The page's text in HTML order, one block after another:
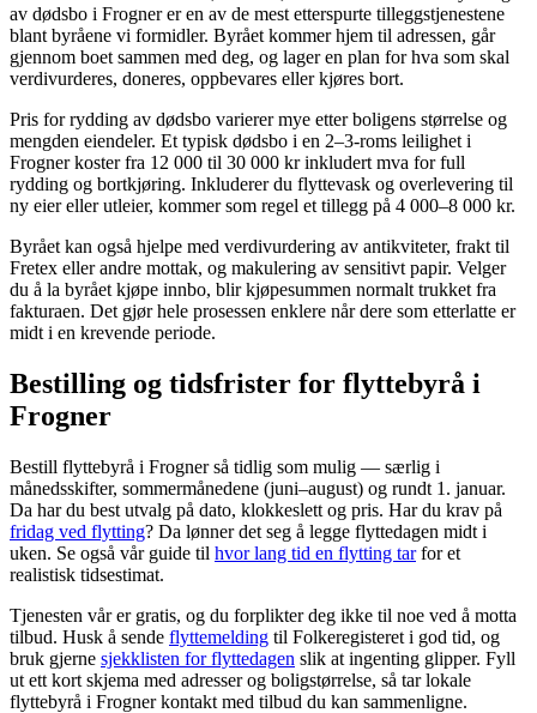
av dødsbo i Frogner er en av de mest etterspurte tilleggstjenestene
blant byråene vi formidler. Byrået kommer hjem til adressen, går
gjennom boet sammen med deg, og lager en plan for hva som skal
verdivurderes, doneres, oppbevares eller kjøres bort.
Pris for rydding av dødsbo varierer mye etter boligens størrelse og
mengden eiendeler. Et typisk dødsbo i en 2–3-roms leilighet i
Frogner koster fra 12 000 til 30 000 kr inkludert mva for full
rydding og bortkjøring. Inkluderer du flyttevask og overlevering til
ny eier eller utleier, kommer som regel et tillegg på 4 000–8 000 kr.
Byrået kan også hjelpe med verdivurdering av antikviteter, frakt til
Fretex eller andre mottak, og makulering av sensitivt papir. Velger
du å la byrået kjøpe innbo, blir kjøpesummen normalt trukket fra
fakturaen. Det gjør hele prosessen enklere når dere som etterlatte er
midt i en krevende periode.
Bestilling og tidsfrister for flyttebyrå i
Frogner
Bestill flyttebyrå i Frognerså tidlig som mulig — særlig i
månedsskifter, sommermånedene (juni–august) og rundt 1. januar.
Da har du best utvalg på dato, klokkeslett og pris. Har du krav på
fridag ved flytting? Da lønner det seg å legge flyttedagen midt i
uken. Se også vår guide til hvor lang tid en flytting tar for et
realistisk tidsestimat.
Tjenesten vår er gratis, og du forplikter deg ikke til noe ved å motta
tilbud. Husk å sende flyttemelding til Folkeregisteret i god tid, og
bruk gjerne sjekklisten for flyttedagen slik at ingenting glipper. Fyll
ut ett kort skjema med adresser og boligstørrelse, så tar lokale
flyttebyrå i Frognerkontakt med tilbud du kan sammenligne.